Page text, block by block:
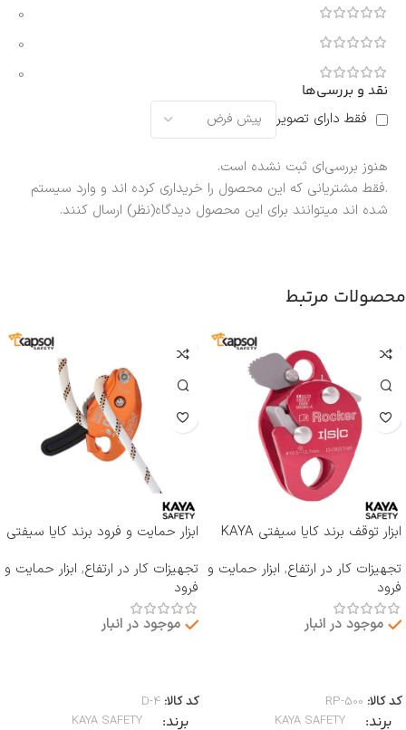
0
0
0
نقد و بررسی‌ها
فقط دارای تصویر
هنوز بررسی‌ای ثبت نشده است.
.فقط مشتریانی که این محصول را خریداری کرده اند و وارد سیستم
شده اند میتوانند برای این محصول دیدگاه(نظر) ارسال کنند.
محصولات مرتبط
ابزار توقف برند کایا سیفتی KAYA
تجهیزات کار در ارتفاع, ابزار حمایت و
فرود
موجود در انبار
کد کالا: RP-500
برند KAYA SAFETY
ابزار حمایت و فرود برند کایا سیفتی
تجهیزات کار در ارتفاع, ابزار حمایت و
فرود
موجود در انبار
کد کالا: D-4
برند KAYA SAFETY